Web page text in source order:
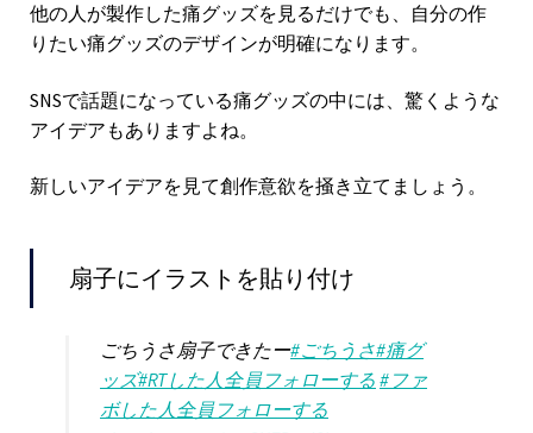
他の人が製作した痛グッズを見るだけでも、自分の作
りたい痛グッズのデザインが明確になります。
SNSで話題になっている痛グッズの中には、驚くような
アイデアもありますよね。
新しいアイデアを見て創作意欲を掻き立てましょう。
扇子にイラストを貼り付け
ごちうさ扇子できたー#ごちうさ#痛グ
ッズ#RTした人全員フォローする #ファ
ボした人全員フォローする